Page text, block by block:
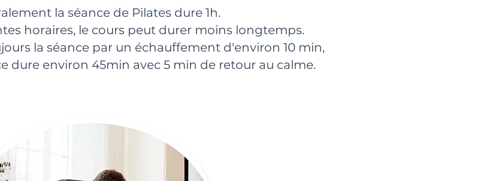
la séance de Pilates dure 1h.
horaires, le cours peut durer moins longtemps.
la séance par un échauffement d'environ 10 min,
dure environ 45min avec 5 min de retour au calme.